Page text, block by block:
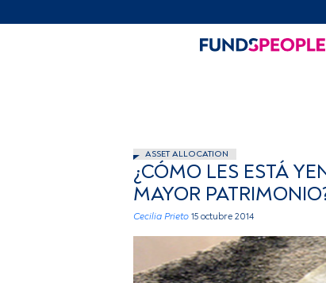
ASSET ALLOCATION
¿CÓMO LES ESTÁ
MAYOR
Cecilia Prieto 15 octubre 2014